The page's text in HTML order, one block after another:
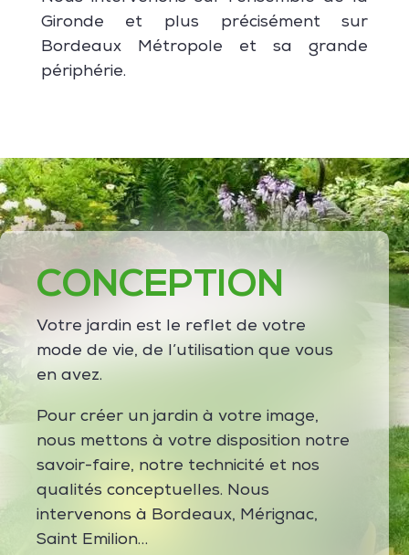
Gironde et plus précisément sur
Bordeaux Métropole et sa grande
périphérie.
CONCEPTION
Votre jardin est le reflet de votre
mode de vie, de l’utilisation que vous
en avez.
Pour créer un jardin à votre image,
nous mettons à votre disposition notre
savoir-faire, notre technicité et nos
qualités conceptuelles. Nous
intervenons à Bordeaux, Mérignac,
Saint Emilion…